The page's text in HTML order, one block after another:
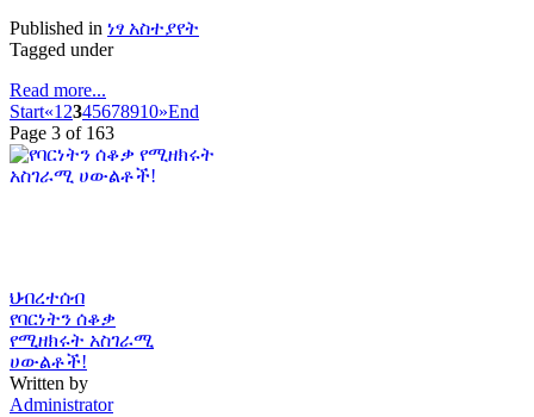
Published in ነፃ አስተያየት
Tagged under
Read more...
Start«1 2345678910»End
Page 3 of 163
ህብረተሰብ
የባርነትን ሰቆቃ
የሚዘክሩት አስገራሚ
ሀውልቶች!
Written by
Administrator